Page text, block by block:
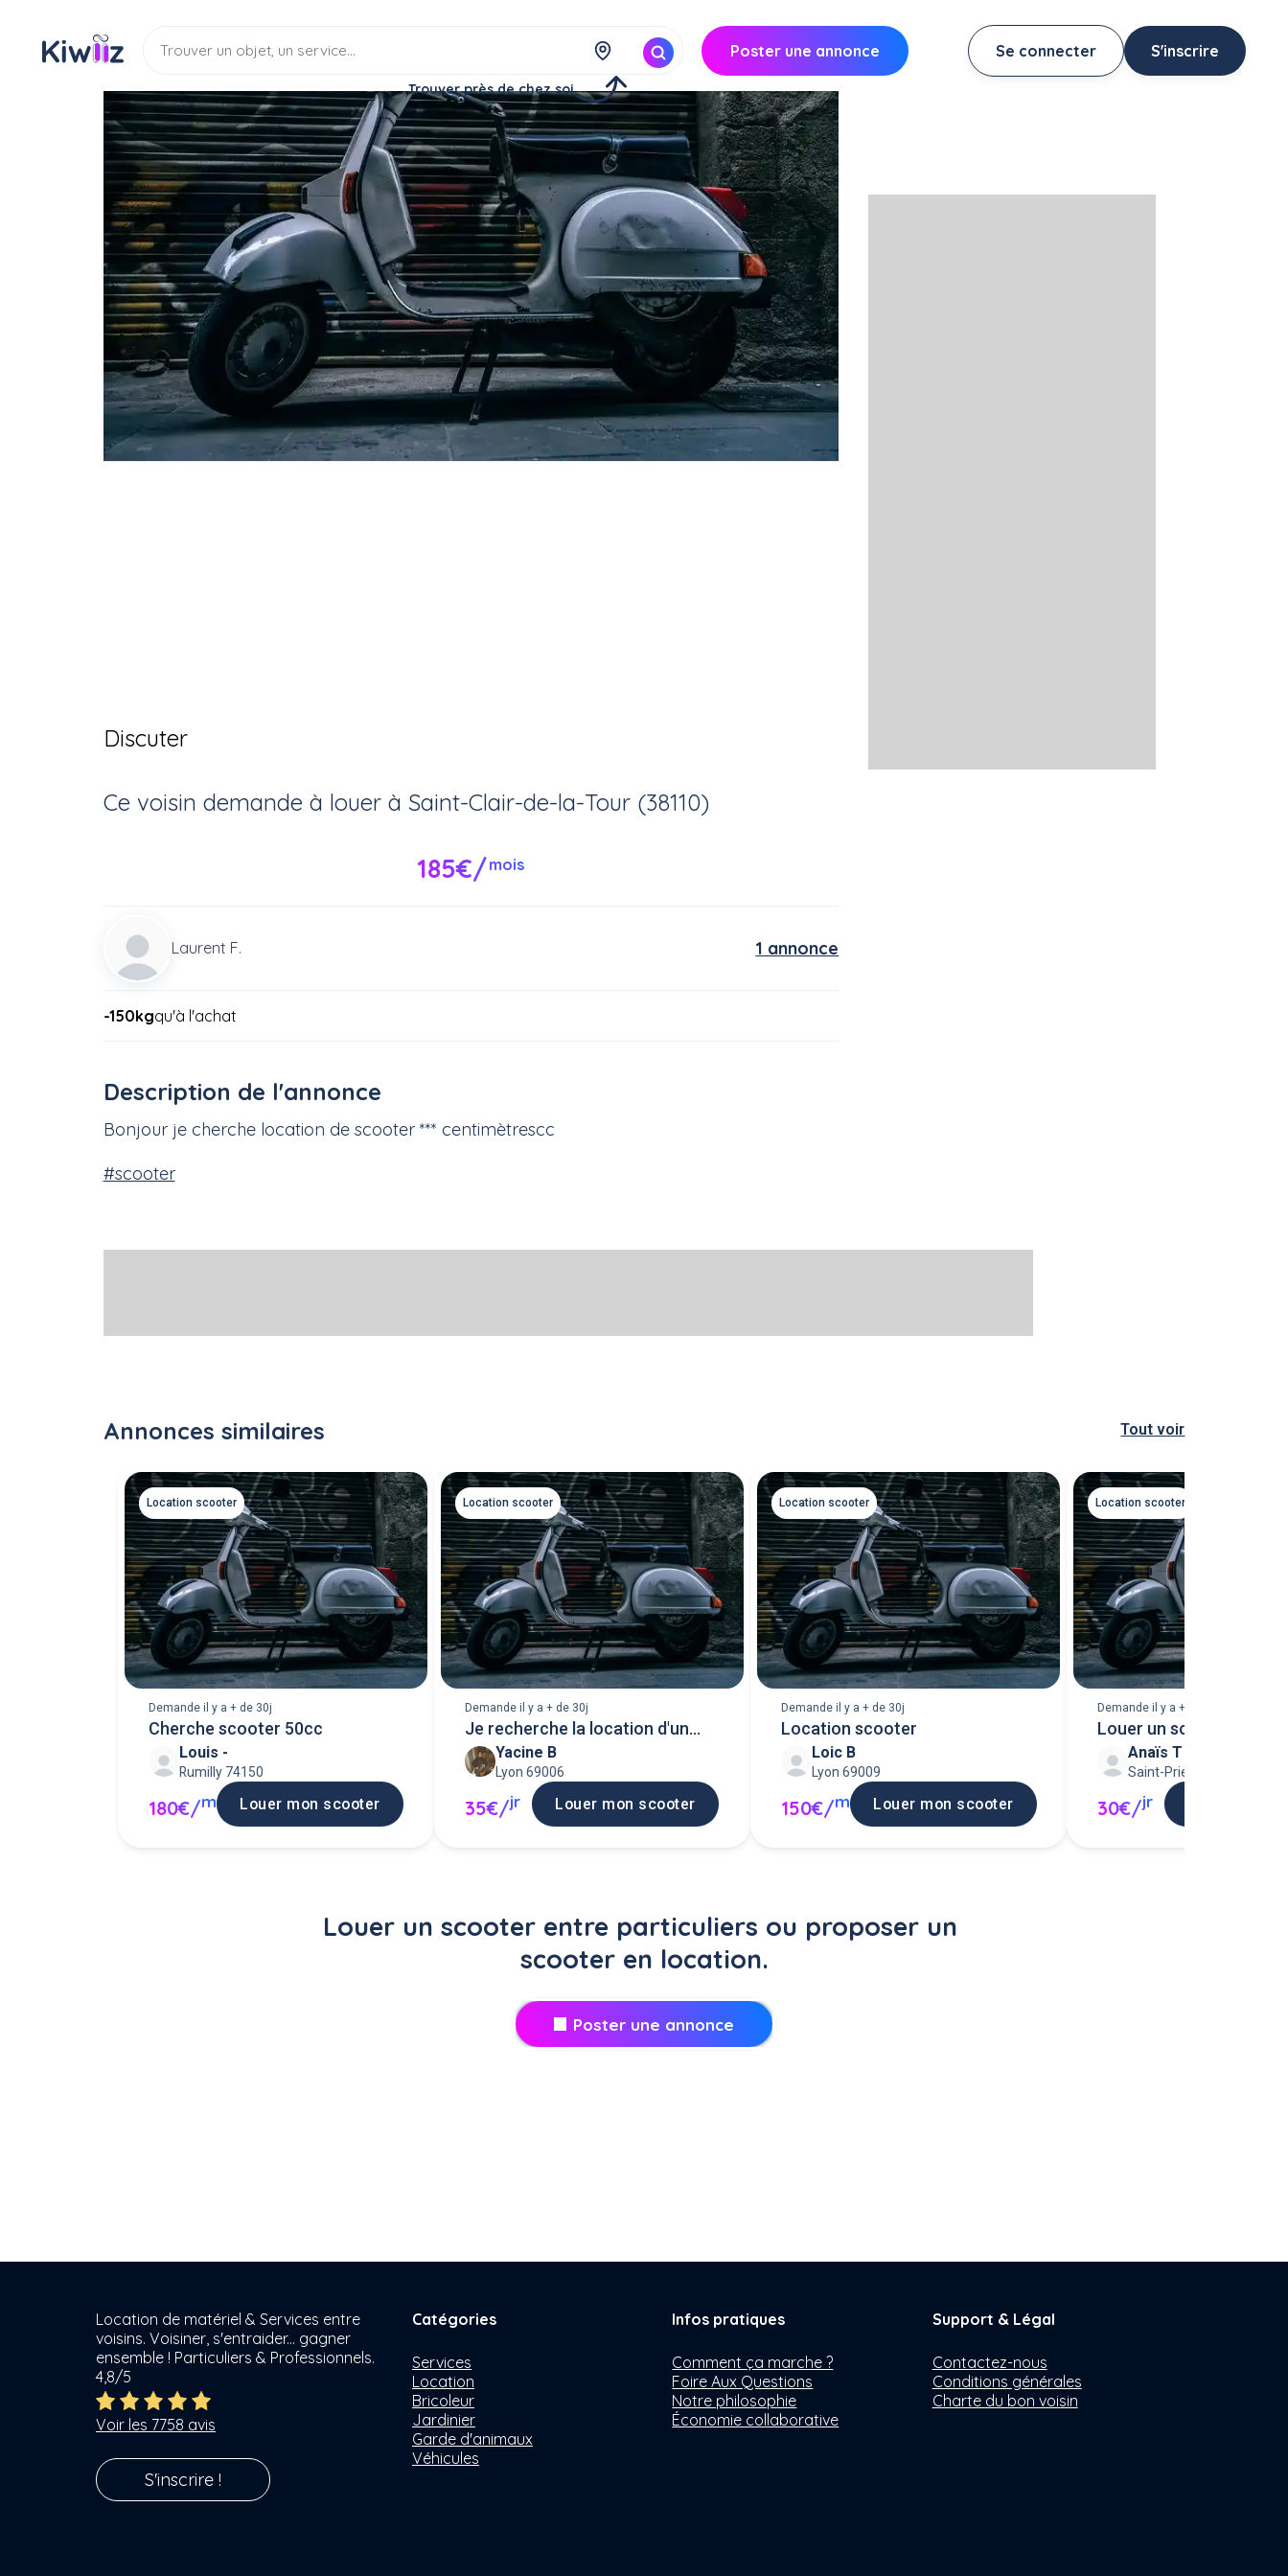
Trouver près de chez soi
Poster une annonce Se connecter S'inscrire
Location Véhicule Scooter
Cherche location scooter
Location Scooter
Discuter
Ce voisin demande à louerà Saint-Clair-de-la-Tour (38110)
185€/mois
Laurent F. 1 annonce
-150kgqu'à l'achat
Description de l'annonce
Bonjour je cherche location de scooter *** centimètrescc
#scooter
Annonces similaires Tout voir
Location scooter
Demande il y a + de 30j
Cherche scooter 50cc
Louis -
Rumilly 74150
180€/m Louer mon scooter
Location scooter
Demande il y a + de 30j
Je recherche la location d'un
scooterYacine B
Lyon 69006
35€/jr Louer mon scooter
Location scooter
Demande il y a + de 30j
Location scooter
Loic B
Lyon 69009
150€/m Louer mon scooter
Location scooter
Demande il y a + de 30j
Louer un scooter 50cc
Anaïs T
Saint-Priest 69800
30€/jr
Louer un scooter entre particuliers ou proposer un
scooter en location.
Poster une annonce
Location de matériel & Services entre
voisins. Voisiner, s'entraider... gagner
ensemble ! Particuliers & Professionnels.
4,8/5
Voir les 7758 avis
S'inscrire !
Catégories
Services
Location
Bricoleur
Jardinier
Garde d'animaux
Véhicules
Infos pratiques
Comment ça marche ?
Foire Aux Questions
Notre philosophie
Économie collaborative
Support & Légal
Contactez-nous
Conditions générales
Charte du bon voisin